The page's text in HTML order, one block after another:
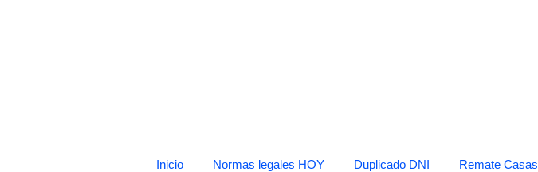
Inicio Normas legales HOY Duplicado DNI Remate Casas